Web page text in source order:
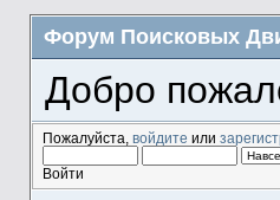
Форум Поисковых
Добро
Пожалуйста, войдите или
Войти